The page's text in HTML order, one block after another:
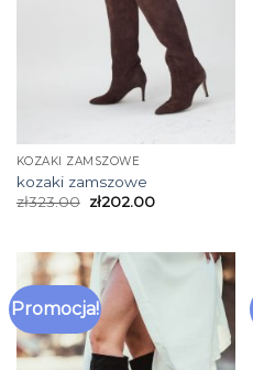
KOZAKI ZAMSZOWE
kozaki zamszowe
zł323.00 zł202.00
Promocja!